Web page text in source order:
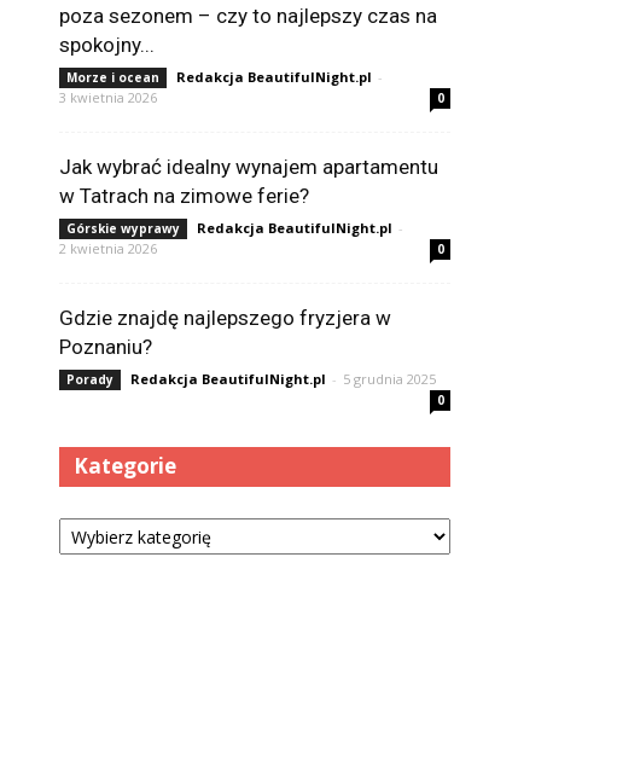
poza sezonem – czy to najlepszy czas na
spokojny...
Morze i ocean Redakcja BeautifulNight.pl -
3 kwietnia 2026
0
Jak wybrać idealny wynajem apartamentu
w Tatrach na zimowe ferie?
Górskie wyprawy Redakcja BeautifulNight.pl -
2 kwietnia 2026
0
Gdzie znajdę najlepszego fryzjera w
Poznaniu?
Porady Redakcja BeautifulNight.pl - 5 grudnia 2025
0
Kategorie
Kategorie